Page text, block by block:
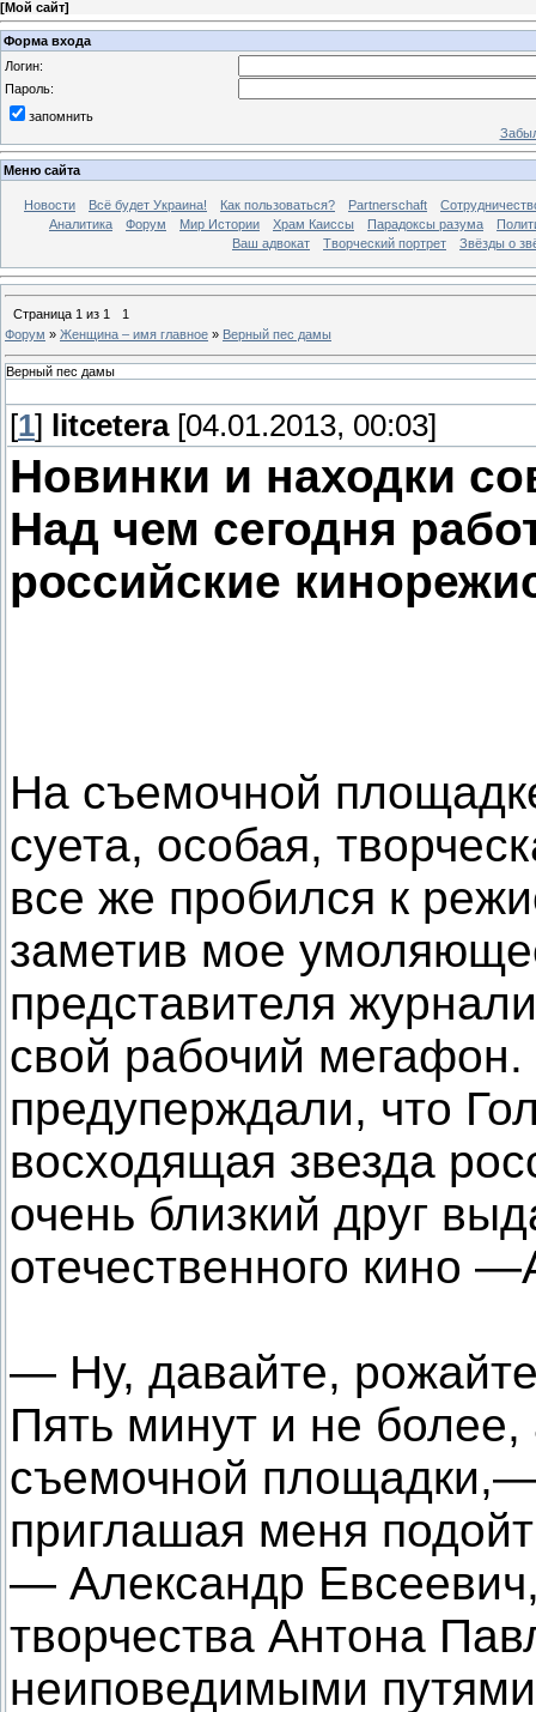
[Мой сайт]
Форма входа
Логин:
Пароль:
запомнить
Меню сайта
Новости Всё будет Украина! Как пользоваться? Partnerschaft
Аналитика
Форум Мир Истории Храм Каиссы Парадоксы разума
Ваш адвокат
Творческий портрет Звёзды о
Страница 1 из 1
1
Форум » Женщина – имя главное » Верный пес дамы
Верный пес дамы
[1] litcetera[04.01.2013, 00:03]
Новинки и находки
Над чем сегодня
российские
На съемочной
суета, особая,
все же пробился к
заметив мое
представителя
свой рабочий
предуперждали, что
восходящая звезда
очень близкий друг
отечественного кино
— Ну, давайте,
Пять минут и не
съемочной
приглашая меня
— Александр
творчества Антона
неиповедимыми путями